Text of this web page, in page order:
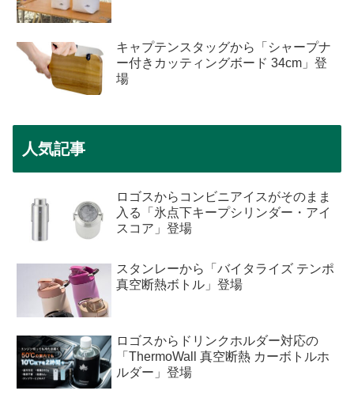
キャプテンスタッグから「シャープナ
ー付きカッティングボード 34cm」登
場
人気記事
ロゴスからコンビニアイスがそのまま
入る「氷点下キープシリンダー・アイ
スコア」登場
スタンレーから「バイタライズ テンポ
真空断熱ボトル」登場
ロゴスからドリンクホルダー対応の
「ThermoWall 真空断熱 カーボトルホ
ルダー」登場